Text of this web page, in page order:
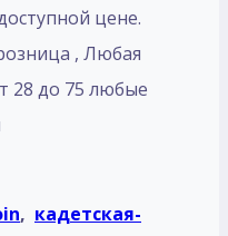
цене.
, Любая
28 до 75 любые
, кадетская-